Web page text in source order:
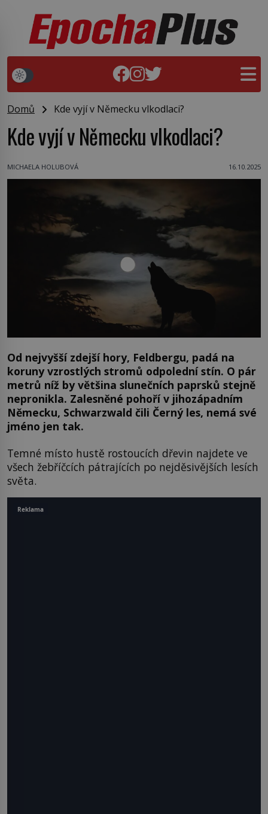
Domů Kde vyjí v Německu vlkodlaci?
Kde vyjí v Německu vlkodlaci?
MICHAELA HOLUBOVÁ 16.10.2025
Od nejvyšší zdejší hory, Feldbergu, padá na
koruny vzrostlých stromů odpolední stín. O pár
metrů níž by většina slunečních paprsků stejně
nepronikla. Zalesněné pohoří v jihozápadním
Německu, Schwarzwald čili Černý les, nemá své
jméno jen tak.
Temné místo hustě rostoucích dřevin najdete ve
všech žebříčcích pátrajících po nejděsivějších lesích
světa.
Reklama